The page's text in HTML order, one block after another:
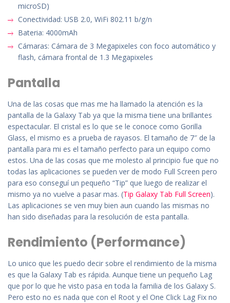
microSD)
Conectividad: USB 2.0, WiFi 802.11 b/g/n
Bateria: 4000mAh
Cámaras: Cámara de 3 Megapixeles con foco automático y
flash, cámara frontal de 1.3 Megapixeles
Pantalla
Una de las cosas que mas me ha llamado la atención es la
pantalla de la Galaxy Tab ya que la misma tiene una brillantes
espectacular. El cristal es lo que se le conoce como Gorilla
Glass, el mismo es a prueba de rayasos. El tamaño de 7″ de la
pantalla para mi es el tamaño perfecto para un equipo como
estos. Una de las cosas que me molesto al principio fue que no
todas las aplicaciones se pueden ver de modo Full Screen pero
para eso conseguí un pequeño “Tip” que luego de realizar el
mismo ya no vuelve a pasar mas. (Tip Galaxy Tab Full Screen).
Las aplicaciones se ven muy bien aun cuando las mismas no
han sido diseñadas para la resolución de esta pantalla.
Rendimiento (Performance)
Lo unico que les puedo decir sobre el rendimiento de la misma
es que la Galaxy Tab es rápida. Aunque tiene un pequeño Lag
que por lo que he visto pasa en toda la familia de los Galaxy S.
Pero esto no es nada que con el Root y el One Click Lag Fix no